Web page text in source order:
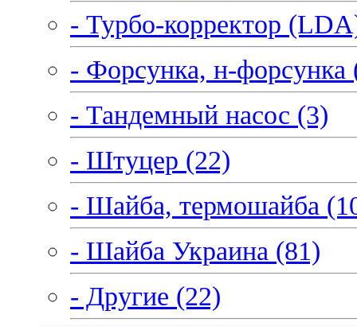
- Турбо-корректор
- Форсунка, н-форсунка
- Тандемный насос (3)
- Штуцер (22)
- Шайба, термошайба
- Шайба Украина (81)
- Другие (22)